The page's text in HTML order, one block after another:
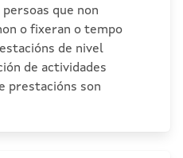
que non
o fixeran o tempo
de nivel
de actividades
prestacións son